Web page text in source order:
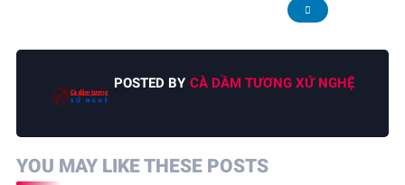
POSTED BY CÀ DẦM TƯƠNG XỨ NGHỆ
YOU MAY LIKE THESE POSTS